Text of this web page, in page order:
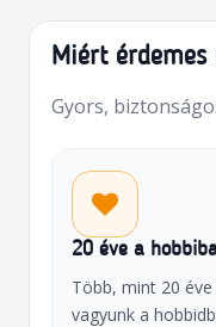
Miért
Gyors,
20 éve a
Több, mint 20
vagyunk a